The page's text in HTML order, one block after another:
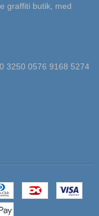
graffiti butik, med
3250 0576 9168 5274